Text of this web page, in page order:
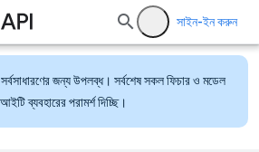
সাইন-ইন করুন
জন্য উপলব্ধ। সর্বশেষ সকল ফিচার ও মডেল
ব্যবহারের পরামর্শ দিচ্ছি।